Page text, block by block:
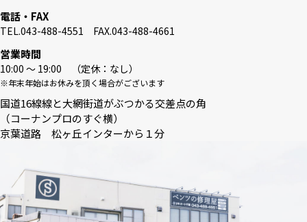
電話・FAX
TEL.043-488-4551 FAX.043-488-4661
営業時間
10:00 〜 19:00 （定休：なし）
※年末年始はお休みを頂く場合がございます
国道16線線と大網街道がぶつかる交差点の角
（コーナンプロのすぐ横）
京葉道路 松ヶ丘インターから１分